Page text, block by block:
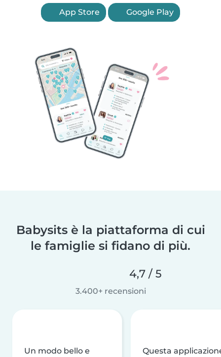
App Store Google Play
Babysits è la piattaforma di cui
le famiglie si fidano di più.
4,7 / 5
3.400+ recensioni
Un modo bello e
Questa